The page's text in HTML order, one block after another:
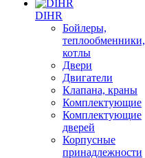
DIHR
Бойлеры,
теплообменники,
котлы
Двери
Двигатели
Клапана, краны
Комплектующие
Комплектующие
дверей
Корпусные
принадлежности